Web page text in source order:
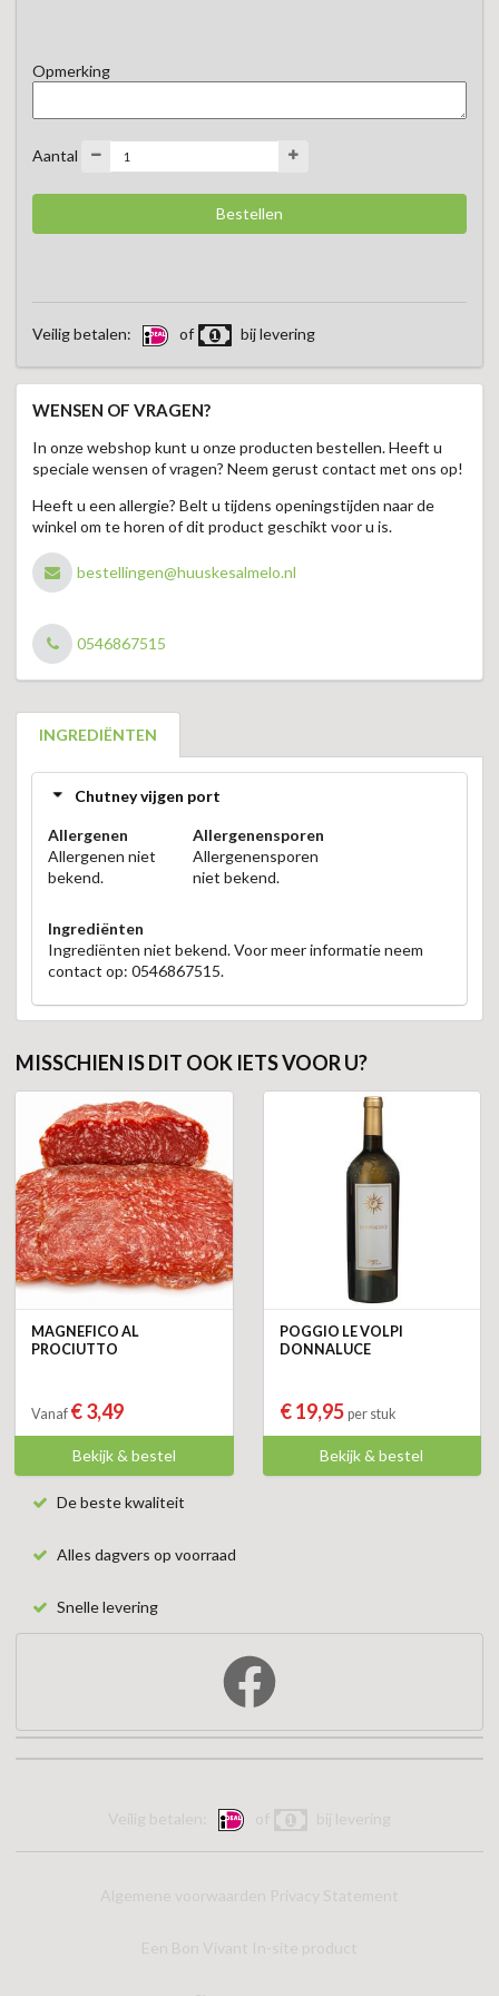
Een veelzijdige chutney die iedere kaasplank of gerecht nét
Opmerking
Aantal
Veilig betalen: of bij levering
WENSEN OF VRAGEN?
In onze webshop kunt u onze producten bestellen. Heeft u
speciale wensen of vragen? Neem gerust contact met ons op!
Heeft u een allergie? Belt u tijdens openingstijden naar de
winkel om te horen of dit product geschikt voor u is.
bestellingen@huuskesalmelo.nl
0546867515
INGREDIËNTEN
Chutney vijgen port
Allergenen
Allergenen niet
bekend.
Allergenensporen
Allergenensporen
niet bekend.
Ingrediënten
Ingrediënten niet bekend. Voor meer informatie neem
contact op: 0546867515.
MISSCHIEN IS DIT OOK IETS VOOR U?
MAGNEFICO AL
PROCIUTTO
Vanaf € 3,49
Bekijk & bestel
POGGIO LE VOLPI
DONNALUCE
€ 19,95 per stuk
Bekijk & bestel
De beste kwaliteit
Alles dagvers op voorraad
Snelle levering
Veilig betalen: of bij levering
Algemene voorwaarden Privacy Statement
Een Bon Vivant In-site product